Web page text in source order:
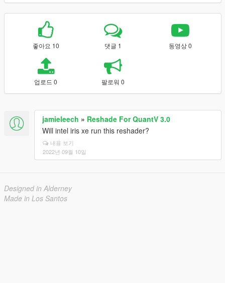
좋아요 10 댓글 1 동영상 0
업로드 0 팔로워 0
jamieleech » Reshade For QuantV 3.0
Will intel iris xe run this reshader?
내용 보기
2022년 09월 10일
Designed in Alderney
Made in Los Santos